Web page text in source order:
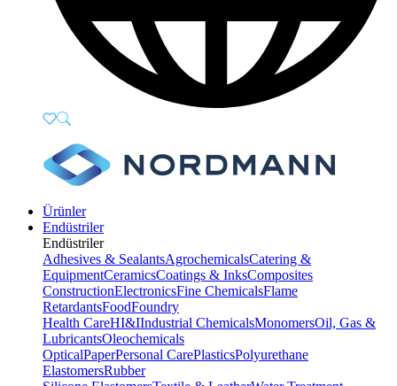
Ürünler
Endüstriler
Endüstriler
Adhesives & SealantsAgrochemicalsCatering &
EquipmentCeramicsCoatings & InksComposites
ConstructionElectronicsFine ChemicalsFlame
RetardantsFoodFoundry
Health CareHI&IIndustrial ChemicalsMonomersOil, Gas &
LubricantsOleochemicals
OpticalPaperPersonal CarePlasticsPolyurethane
ElastomersRubber